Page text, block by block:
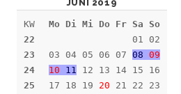
JUNI 2019
KW
22
23
24
25
Mo Di Mi Do Fr Sa So
01 02
03 04 05 06 07 08 09
10 11
12 13 14 15 16
17 18 19 20 21 22 23